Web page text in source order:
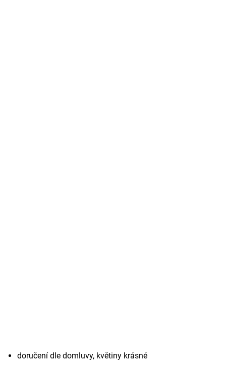
doručení dle domluvy, květiny krásné